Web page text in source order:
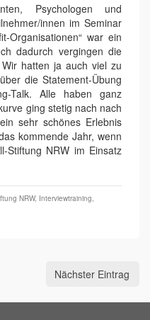
Psychologen und
innen im Seminar
Organisationen“ war ein
dadurch vergingen die
hatten ja auch viel zu
die Statement-Übung
Talk. Alle haben ganz
ging stetig nach nach
sehr schönes Erlebnis
kommende Jahr, wenn
Stiftung NRW im Einsatz
NRW, Interviewtraining,
Nächster Eintrag